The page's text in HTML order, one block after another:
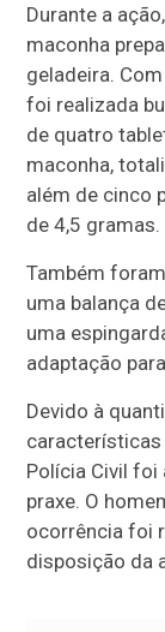
Durante a
maconha
geladeira.
foi realizada
de quatro
maconha,
além de cinco
de 4,5 gramas.
Também
uma balança
uma
adaptação
Devido à
características
Polícia Civil
praxe. O
ocorrência foi
disposição da